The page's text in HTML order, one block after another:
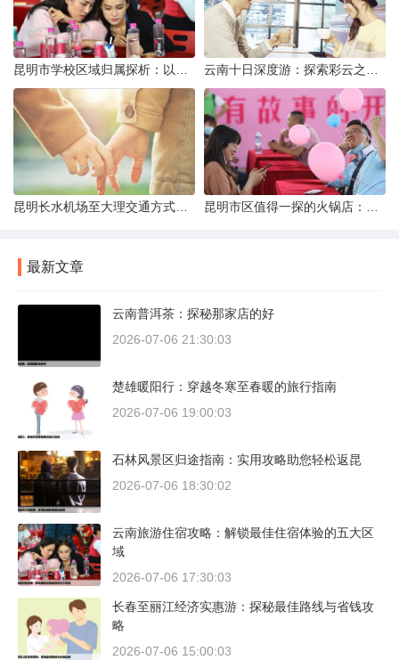
最新文章
云南普洱茶：探秘那家店的好
2026-07-06 21:30:03
楚雄暖阳行：穿越冬寒至春暖的旅行指南
2026-07-06 19:00:03
石林风景区归途指南：实用攻略助您轻松返昆
2026-07-06 18:30:02
云南旅游住宿攻略：解锁最佳住宿体验的五大区
域
2026-07-06 17:30:03
长春至丽江经济实惠游：探秘最佳路线与省钱攻
略
2026-07-06 15:00:03